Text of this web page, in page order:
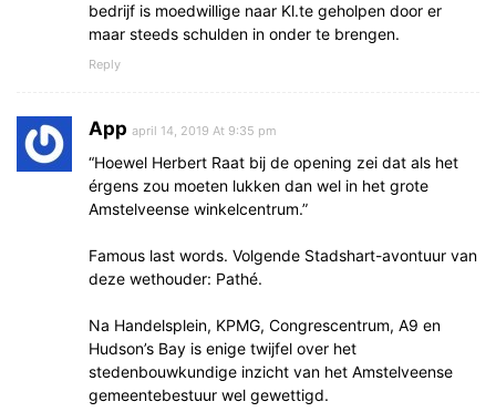
bedrijf is moedwillige naar Kl.te geholpen door er
maar steeds schulden in onder te brengen.
Reply
App april 14, 2019 At 9:35 pm
“Hoewel Herbert Raat bij de opening zei dat als het
érgens zou moeten lukken dan wel in het grote
Amstelveense winkelcentrum.”
Famous last words. Volgende Stadshart-avontuur van
deze wethouder: Pathé.
Na Handelsplein, KPMG, Congrescentrum, A9 en
Hudson’s Bay is enige twijfel over het
stedenbouwkundige inzicht van het Amstelveense
gemeentebestuur wel gewettigd.